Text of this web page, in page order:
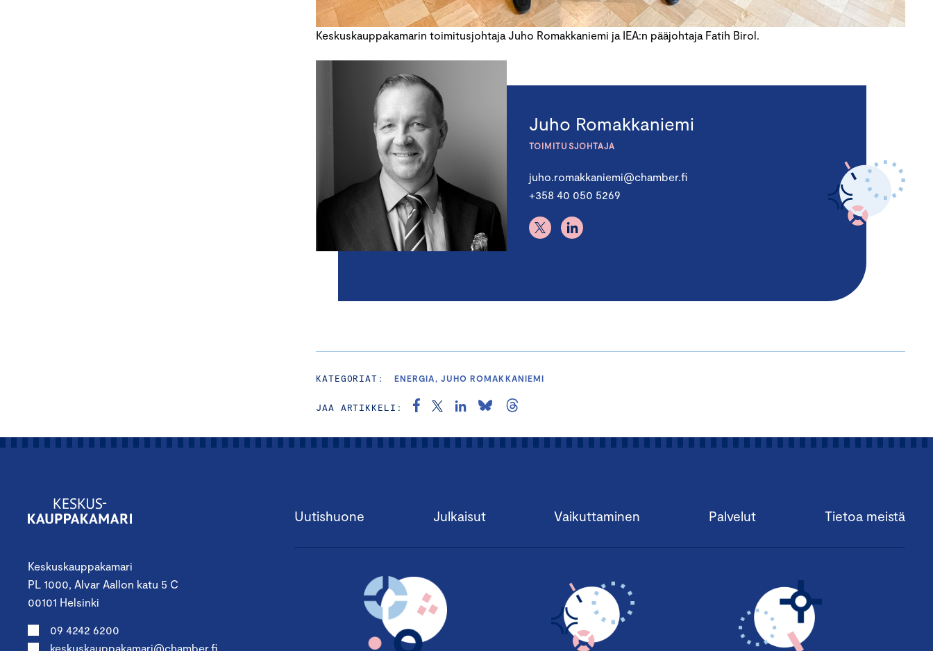
Keskuskauppakamarin toimitusjohtaja Juho Romakkaniemi ja IEA:n pääjohtaja Fatih Birol.
Juho Romakkaniemi
TOIMITUSJOHTAJA
juho.romakkaniemi@chamber.fi
+358 40 050 5269
KATEGORIAT: ENERGIA, JUHO ROMAKKANIEMI
JAA ARTIKKELI:
Keskuskauppakamari
PL 1000, Alvar Aallon katu 5 C
00101 Helsinki
09 4242 6200
keskuskauppakamari@chamber.fi
Uutishuone Julkaisut Vaikuttaminen Palvelut Tietoa meistä